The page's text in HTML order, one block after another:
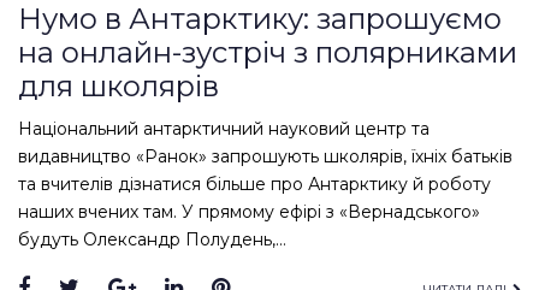
Нумо в Антарктику: запрошуємо
на онлайн-зустріч з полярниками
для школярів
Національний антарктичний науковий центр та
видавництво «Ранок» запрошують школярів, їхніх батьків
та вчителів дізнатися більше про Антарктику й роботу
наших вчених там. У прямому ефірі з «Вернадського»
будуть Олександр Полудень,…